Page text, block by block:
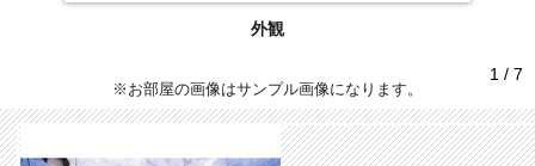
外観
1 / 7
※お部屋の画像はサンプル画像になります。